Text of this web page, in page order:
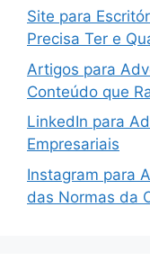
Site para
Precisa Ter e
Artigos para
Conteúdo que
LinkedIn para
Empresariais
Instagram para
das Normas da